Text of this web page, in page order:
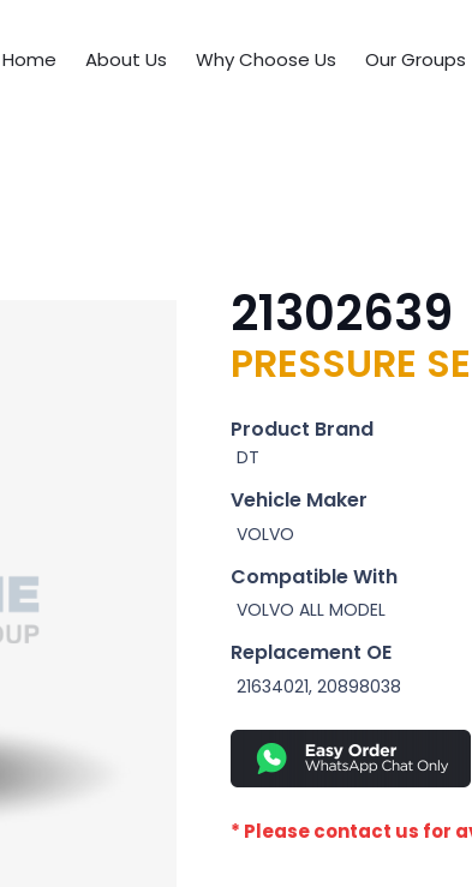
Home About Us Why Choose Us Our Groups
21302639
PRESSURE
Product Brand
DT
Vehicle Maker
VOLVO
Compatible With
VOLVO ALL MODEL
Replacement OE
21634021, 20898038
* Please contact us for